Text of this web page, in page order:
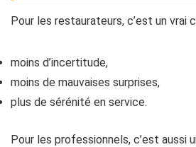
Pour les restaurateurs, c’est un vrai
moins d’incertitude,
moins de mauvaises surprises,
plus de sérénité en service.
Pour les professionnels, c’est aussi